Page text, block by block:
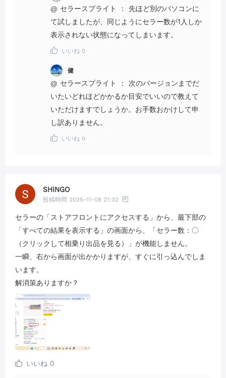
@ セラースプライト ： 先ほど別のパソコンに
て試しましたが、同じようにセラー数が1人しか
表示されない状態になってしまいます。
いいね 0
健
@ セラースプライト ： 次のバージョンまでだ
いたいどれほどかかるか目安でいいので教えて
いただけますでしょうか。お手数おかけして申
し訳ありません。
いいね 0
SHINGO
投稿時間 2025-11-08 21:32
セラーの「ストアフロントにアクセスする」から、最下部の
「すべての結果を表示する」の画面から、「セラー数：〇
（クリックして相乗り出品を見る）」が機能しません。
一瞬、右から画面が出かかりますが、すぐに引っ込んでしま
います。
解消策ありますか？
いいね 0